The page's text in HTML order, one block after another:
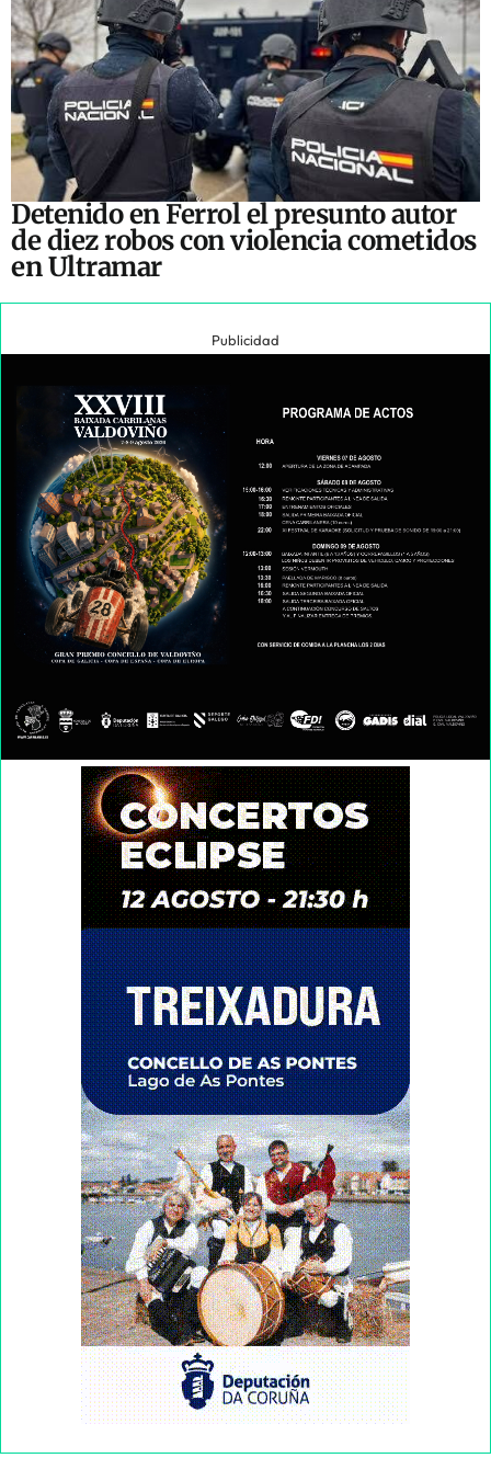
Detenido en Ferrol el presunto autor
de diez robos con violencia cometidos
en Ultramar
Publicidad